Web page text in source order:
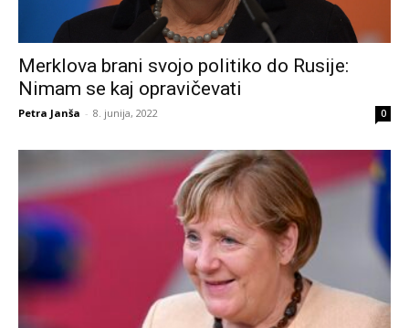
Merklova brani svojo politiko do Rusije:
Nimam se kaj opravičevati
Petra Janša - 8. junija, 2022 0